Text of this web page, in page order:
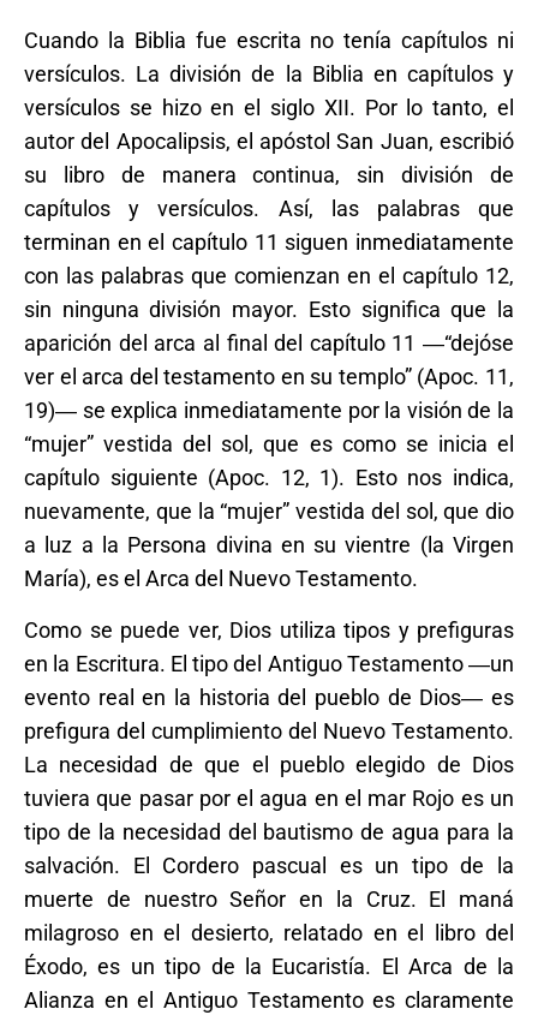
Cuando la Biblia fue escrita no tenía capítulos ni
versículos. La división de la Biblia en capítulos y
versículos se hizo en el siglo XII. Por lo tanto, el
autor del Apocalipsis, el apóstol San Juan, escribió
su libro de manera continua, sin división de
capítulos y versículos. Así, las palabras que
terminan en el capítulo 11 siguen inmediatamente
con las palabras que comienzan en el capítulo 12,
sin ninguna división mayor. Esto significa que la
aparición del arca al final del capítulo 11 ―“dejóse
ver el arca del testamento en su templo” (Apoc. 11,
19)― se explica inmediatamente por la visión de la
“mujer” vestida del sol, que es como se inicia el
capítulo siguiente (Apoc. 12, 1). Esto nos indica,
nuevamente, que la “mujer” vestida del sol, que dio
a luz a la Persona divina en su vientre (la Virgen
María), es el Arca del Nuevo Testamento.
Como se puede ver, Dios utiliza tipos y prefiguras
en la Escritura. El tipo del Antiguo Testamento ―un
evento real en la historia del pueblo de Dios― es
prefigura del cumplimiento del Nuevo Testamento.
La necesidad de que el pueblo elegido de Dios
tuviera que pasar por el agua en el mar Rojo es un
tipo de la necesidad del bautismo de agua para la
salvación. El Cordero pascual es un tipo de la
muerte de nuestro Señor en la Cruz. El maná
milagroso en el desierto, relatado en el libro del
Éxodo, es un tipo de la Eucaristía. El Arca de la
Alianza en el Antiguo Testamento es claramente